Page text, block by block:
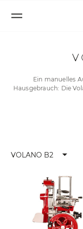
Ein manuelles
Hausgebrauch: Die
VOLANO B2 arrow_drop_down